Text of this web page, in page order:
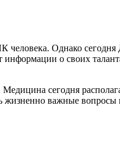
Однако сегодня
информации о своих
сегодня
жизненно важные вопросы